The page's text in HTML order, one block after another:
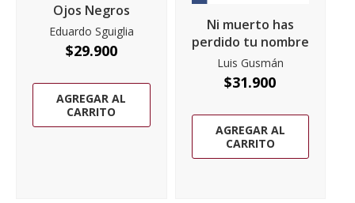
Ojos Negros
Eduardo Sguiglia
$29.900
AGREGAR AL
CARRITO
Ni muerto has
perdido tu nombre
Luis Gusmán
$31.900
AGREGAR AL
CARRITO